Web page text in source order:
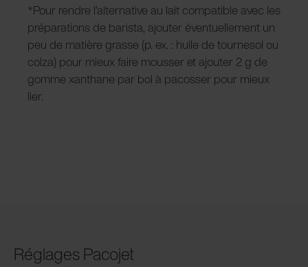
*Pour rendre l’alternative au lait compatible avec les
préparations de barista, ajouter éventuellement un
peu de matière grasse (p. ex. : huile de tournesol ou
colza) pour mieux faire mousser et ajouter 2 g de
gomme xanthane par bol à pacosser pour mieux
lier.
Réglages Pacojet